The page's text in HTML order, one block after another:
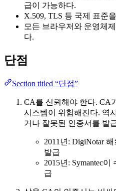
급이 가능하다.
X.509, TLS 등 국제 표준
모든 브라우저와 운영체
다.
단점
Section titled “단점”
CA를 신뢰해야 한다. CA
시스템이 위험해진다. 역
거나 잘못된 인증서를 발
2011년: DigiNotar
발급
2015년: Symantec
급